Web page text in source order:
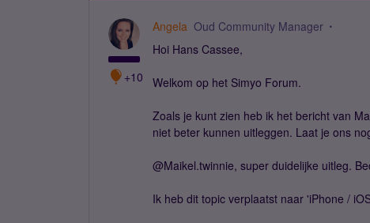
+10
Angela Oud Community Manager
Hoi Hans Cassee,
Welkom op het Simyo Forum.
Zoals je kunt zien heb ik het bericht van
niet beter kunnen uitleggen. Laat je ons
@Maikel.twinnie, super duidelijke uitleg.
Ik heb dit topic verplaatst naar 'iPhone /